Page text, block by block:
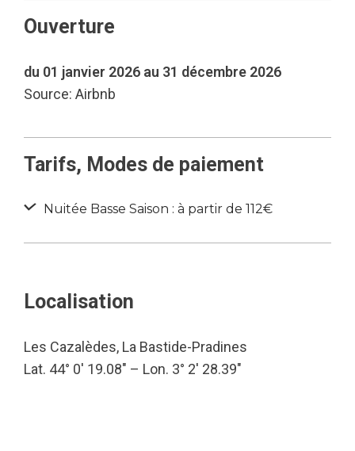
Ouverture
du 01 janvier 2026 au 31 décembre 2026
Source: Airbnb
Tarifs, Modes de paiement
Nuitée Basse Saison : à partir de 112€
Localisation
Les Cazalèdes, La Bastide-Pradines
Lat. 44° 0′ 19.08″ – Lon. 3° 2′ 28.39″